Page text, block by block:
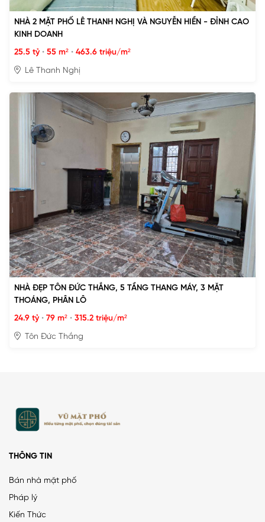
NHÀ 2 MẶT PHỐ LÊ THANH NGHỊ VÀ NGUYỄN HIỀN - ĐỈNH CAO
KINH DOANH
25.5 tỷ • 55 m² • 463.6 triệu/m²
Lê Thanh Nghị
NHÀ ĐẸP TÔN ĐỨC THẮNG, 5 TẦNG THANG MÁY, 3 MẶT
THOÁNG, PHÂN LÔ
24.9 tỷ • 79 m² • 315.2 triệu/m²
Tôn Đức Thắng
THÔNG TIN
Bán nhà mặt phố
Pháp lý
Kiến Thức